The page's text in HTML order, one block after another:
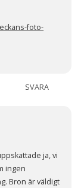
foto-
SVARA
ja, vi
ingen
Bron är väldigt